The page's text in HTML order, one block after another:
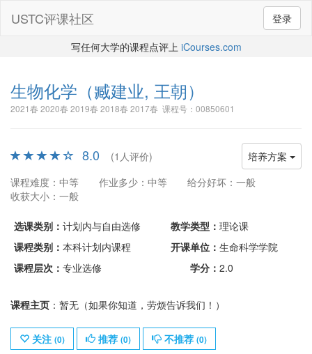
登录
USTC评课社区
写任何大学的课程点评上 iCourses.com
生物化学 （臧建业, 王朝）
2021春 2020春 2019春 2018春 2017春 课程号：00850601
培养方案
8.0
(1人评价)
课程难度：中等
作业多少：中等
给分好坏：一般
收获大小：一般
选课类别： 计划内与自由选修 教学类型： 理论课
课程类别： 本科计划内课程 开课单位： 生命科学学院
课程层次： 专业选修 学分： 2.0
课程主页 ：暂无（如果你知道，劳烦告诉我们！）
关注 (0) 推荐 (0) 不推荐 (0)